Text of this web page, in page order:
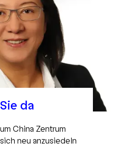
da
China Zentrum
neu anzusiedeln